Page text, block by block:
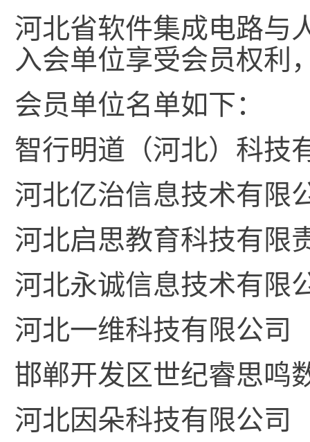
河北省软件集成电路与
入会单位享受会员权利
会员单位名单如下：
智行明道（河北）科技
河北亿治信息技术有限
河北启思教育科技有限
河北永诚信息技术有限
河北一维科技有限公司
邯郸开发区世纪睿思鸣
河北因朵科技有限公司